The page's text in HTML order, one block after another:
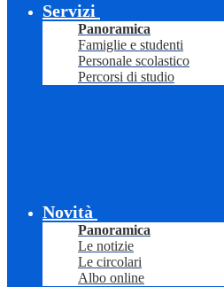
Servizi
Panoramica
Famiglie e studenti
Personale scolastico
Percorsi di studio
Novità
Panoramica
Le notizie
Le circolari
Albo online